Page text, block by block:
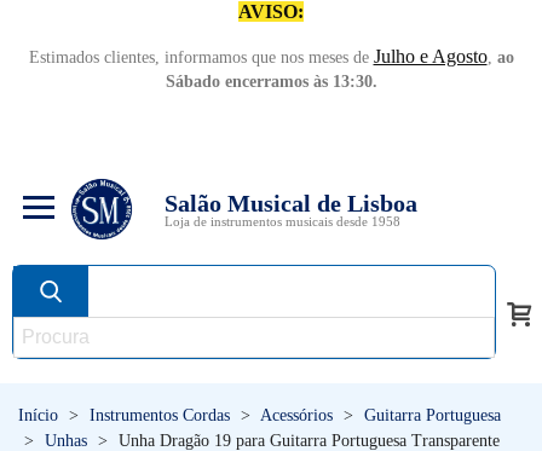
AVISO:
Estimados clientes, informamos que nos meses de Julho e Agosto, ao
Sábado encerramos às 13:30.
Salão Musical de Lisboa
Loja de instrumentos musicais desde 1958
Início > Instrumentos Cordas > Acessórios >
Guitarra Portuguesa
>
Unhas >
Unha Dragão 19 para Guitarra Portuguesa Transparente